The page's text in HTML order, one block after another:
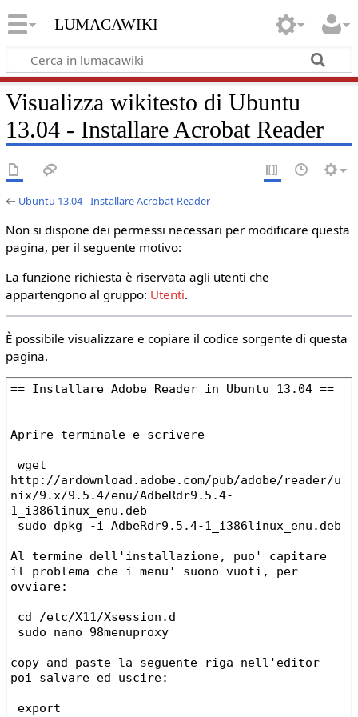
lumacawiki
Visualizza wikitesto di Ubuntu
13.04 - Installare Acrobat Reader
← Ubuntu 13.04 - Installare Acrobat Reader
Non si dispone dei permessi necessari per modificare questa
pagina, per il seguente motivo:
La funzione richiesta è riservata agli utenti che
appartengono al gruppo: Utenti.
È possibile visualizzare e copiare il codice sorgente di questa
pagina.